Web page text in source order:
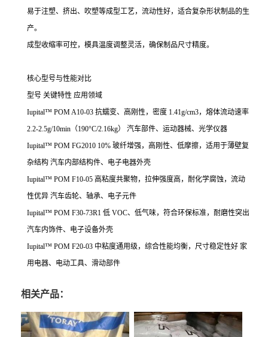
易于注塑、挤出、吹塑等成型工艺，流动性好，适合复杂形状制品的生
产。
成型收缩率可控，模具温度调整灵活，确保制品尺寸精度。
核心型号与性能对比
型号 关键特性 应用领域
Iupital™ POM A10-03 抗蠕变、高刚性，密度 1.41g/cm3，熔体流动速率
2.2-2.5g/10min（190°C/2.16kg）
汽车部件、运动器械、光学仪器
Iupital™ POM FG2010 10% 玻纤增强，高刚性、低摩擦，适用于薄壁复
杂结构 汽车内部结构件、电子电器外壳
Iupital™ POM F10-05 高粘度共聚物，拉伸强度高，耐化学腐蚀，流动
性优异 汽车齿轮、轴承、电子元件
Iupital™ POM F30-73R1 低 VOC、低气味，符合环保标准，耐磨性突出
汽车内饰件、电子设备外壳
Iupital™ POM F20-03 中粘度通用级，综合性能均衡，尺寸稳定性好 家
用电器、电动工具、滑动部件
相关产品：